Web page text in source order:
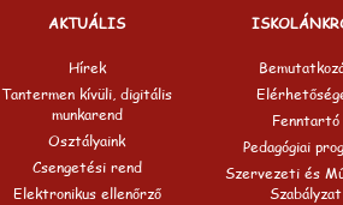
AKTUÁLIS
Hírek
Tantermen kívüli, digitális
munkarend
Osztályaink
Csengetési rend
Elektronikus ellenőrző
Fenntartó
Pedagógiai
Szervezeti és
Szabályzat